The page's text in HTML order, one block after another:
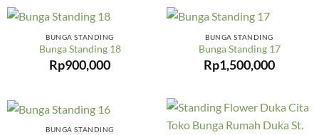
BUNGA STANDING
Bunga Standing 18
Rp900,000
BUNGA STANDING
Bunga Standing 17
Rp1,500,000
BUNGA STANDING